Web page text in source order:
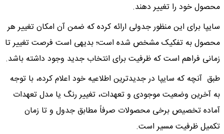
محصول خود را تغییر دهند.
سایپا برای این منظور جدولی ارائه کرده که ضمن آن امکان تغییر هر
محصول به تفکیک مشخص شده است؛ بدیهی است فرصت تغییر تا
زمانی فراهم است که ظرفیت برای انتخاب جدید وجود داشته باشد.
طبق آنچه که سایپا در جدیدترین اطلاعیه خود اعلام کرده، با توجه
به آخرین وضعیت موجودی و تعهدات، تغییر رنگ یا مدل تعهدات
آماده تخصیص‌ برخی محصولات صرفاً مطابق جدول و تا زمان
تکمیل ظرفیت مسیر است.